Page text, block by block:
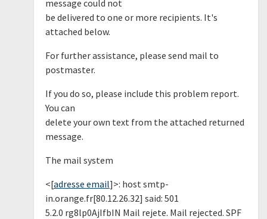
message could not
be delivered to one or more recipients. It's
attached below.
For further assistance, please send mail to
postmaster.
If you do so, please include this problem report.
You can
delete your own text from the attached returned
message.
The mail system
<[adresse email]>: host smtp-
in.orange.fr[80.12.26.32] said: 501
5.2.0 rg8lp0AjIfbIN Mail rejete. Mail rejected. SPF